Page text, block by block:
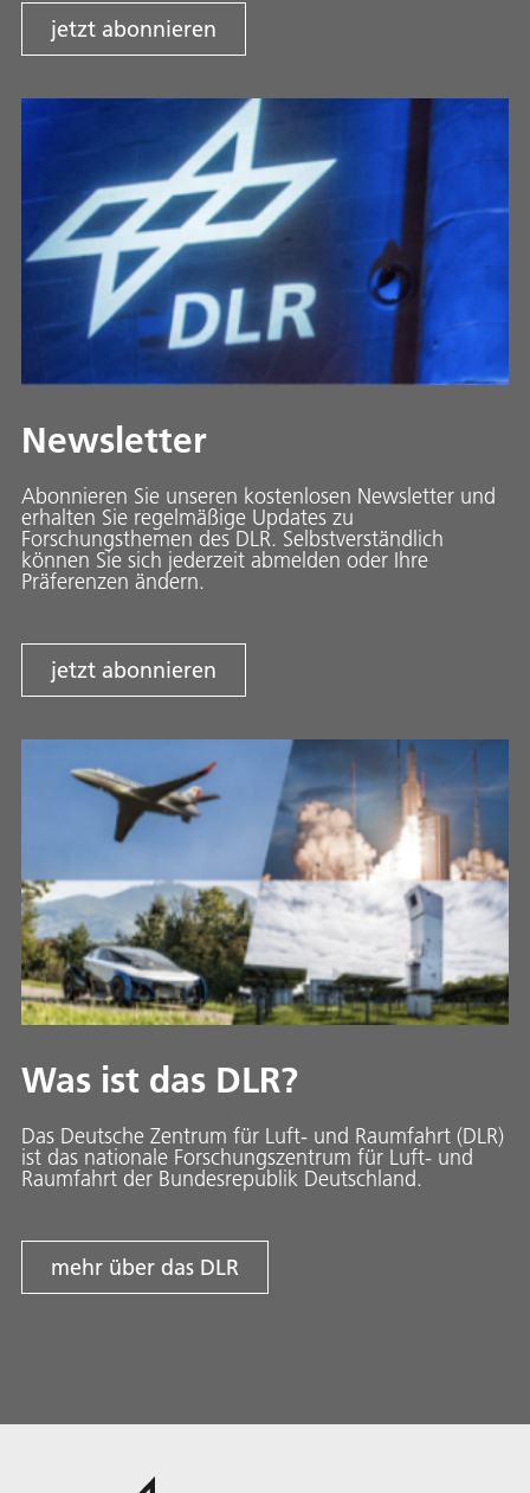
jetzt abonnieren
Newsletter
Abonnieren Sie unseren kostenlosen Newsletter und
erhalten Sie regelmäßige Updates zu
Forschungsthemen des DLR. Selbstverständlich
können Sie sich jederzeit abmelden oder Ihre
Präferenzen ändern.
jetzt abonnieren
Was ist das DLR?
Das Deutsche Zentrum für Luft- und Raumfahrt (DLR)
ist das nationale Forschungszentrum für Luft- und
Raumfahrt der Bundesrepublik Deutschland.
mehr über das DLR